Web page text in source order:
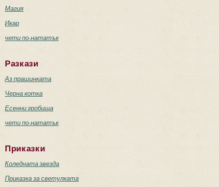
Магия
Икар
чети по-нататък
Разкази
Аз прашинката
Черна котка
Есенни гробища
чети по-нататък
Приказки
Коледната звезда
Приказка за светулката